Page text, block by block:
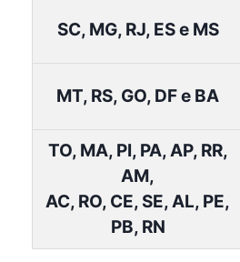
SC, MG, RJ, ES e MS
MT, RS, GO, DF e BA
TO, MA, PI, PA, AP, RR,
AM,
AC, RO, CE, SE, AL, PE,
PB, RN